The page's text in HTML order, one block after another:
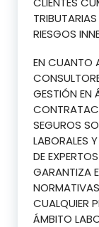
RIESGOS
EN CUANTO
GESTIÓN EN
SEGUROS
LABORALES
DE
GARANTIZA
CUALQUIER
ÁMBITO